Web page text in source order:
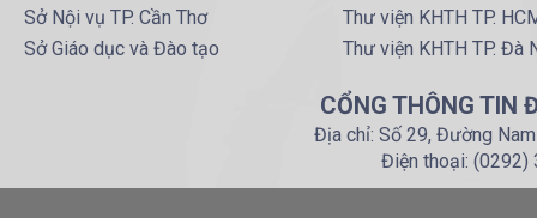
Sở Nội vụ TP. Cần Thơ
Sở Giáo dục và Đào tạo
Thư viện KHTH TP.
Thư viện KHTH TP. Đà
CỔNG THÔNG TIN
Địa chỉ: Số 29, Đường
Điện thoại: (0292)